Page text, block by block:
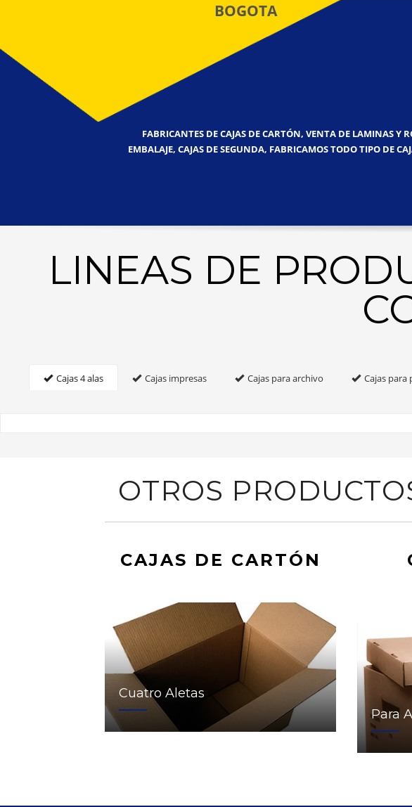
BOGOTA
FABRICANTES DE CAJAS DE CARTÓN, VENTA DE LAMINAS Y
EMBALAJE, CAJAS DE SEGUNDA, FABRICAMOS TODO TIPO DE
LINEAS DE
Cajas 4 alas Cajas impresas Cajas para archivo Cajas para
OTROS
CAJAS DE CARTÓN
Cuatro Aletas
Para